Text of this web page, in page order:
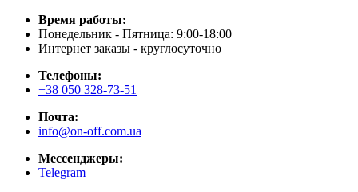
Время работы:
Понедельник - Пятница: 9:00-18:00
Интернет заказы - круглосуточно
Телефоны:
+38 050 328-73-51
Почта:
info@on-off.com.ua
Мессенджеры:
Telegram